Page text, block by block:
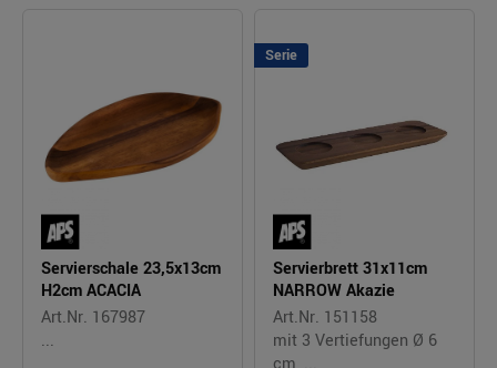
Servierschale 23,5x13cm
H2cm ACACIA
Art.Nr. 167987
...
Serie
Servierbrett 31x11cm
NARROW Akazie
Art.Nr. 151158
mit 3 Vertiefungen Ø 6